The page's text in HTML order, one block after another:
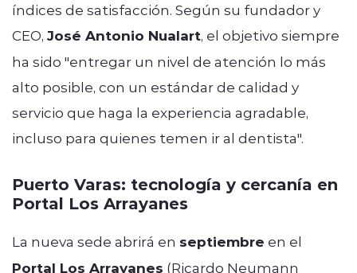
índices de satisfacción. Según su fundador y
CEO, José Antonio Nualart, el objetivo siempre
ha sido "entregar un nivel de atención lo más
alto posible, con un estándar de calidad y
servicio que haga la experiencia agradable,
incluso para quienes temen ir al dentista".
Puerto Varas: tecnología y cercanía en
Portal Los Arrayanes
La nueva sede abrirá en septiembre en el
Portal Los Arrayanes (Ricardo Neumann